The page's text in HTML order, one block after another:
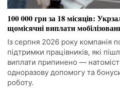
100 000 грн за 18 місяців:
щомісячні виплати
Із серпня 2026 року компанія
підтримки працівників, які
виплати припинено —
одноразову допомогу та
роботу.